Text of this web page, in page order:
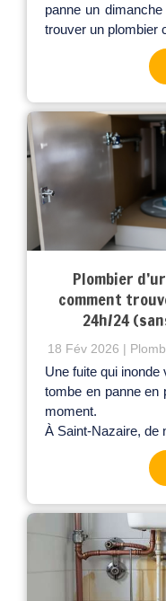
panne un
trouver un plombier
Plombier
comment
24h/24
18 Fév 2026
Une fuite qui
tombe en panne en
moment.
À Saint-Nazaire, de